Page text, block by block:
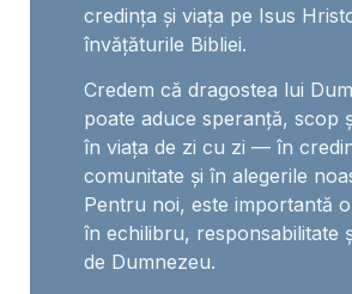
credința și viața pe Isus
învățăturile Bibliei.
Credem că dragostea lui
poate aduce speranță, scop
în viața de zi cu zi — în
comunitate și în alegerile
Pentru noi, este importantă
în echilibru, responsabilitate
de Dumnezeu.